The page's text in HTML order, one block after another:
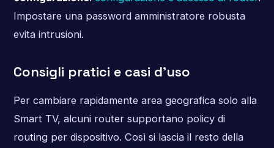
Impostare una password amministratore robusta
evita intrusioni.
Consigli pratici e casi d’uso
Per cambiare rapidamente area geografica solo alla
Smart TV, alcuni router supportano policy di
routing per dispositivo. Così si lascia il resto della